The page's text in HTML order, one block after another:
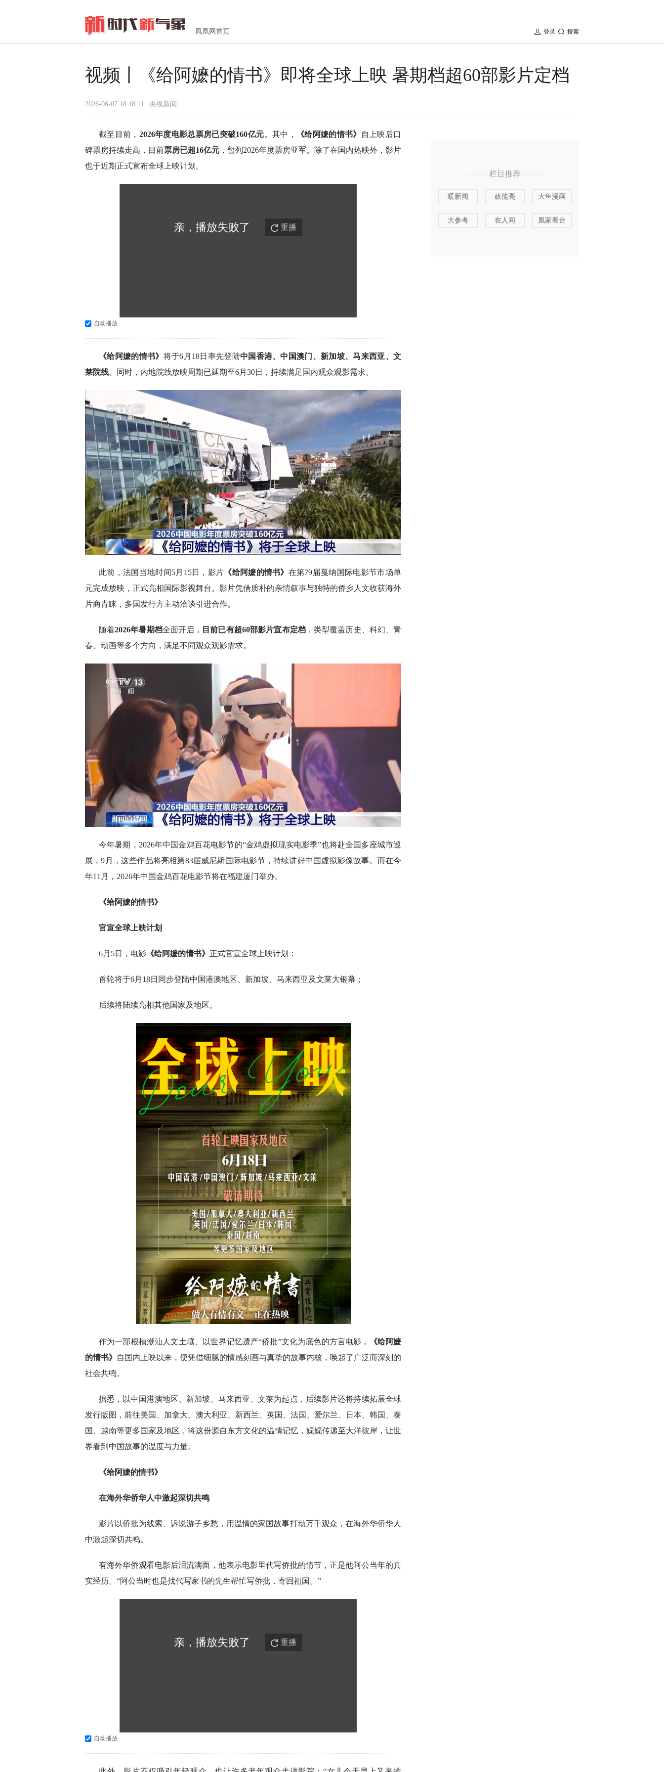
凤凰网首页 搜索
登录
视频丨《给阿嬷的情书》即将全球上映 暑期档超60部影片定档
2026-06-07 18:48:11 央视新闻
截至目前， 2026年度电影总票房已突破160亿元。其中， 《给阿嬷的情书》
自上映后口
碑票房持续走高，目前票房已超16亿元 ，暂列2026年度票房亚军。除了在国内热映外，影片
也于近期正式宣布全球上映计划。
亲，播放失败了 重播
自动播放
《给阿嬷的情书》 将于6月18日率先登陆中国香港、中国澳门、新加坡、马来西亚、文
莱院线。同时，内地院线放映周期已延期至6月30日，持续满足国内观众观影需求。
此前，法国当地时间5月15日，影片 《给阿嬷的情书》 在第79届戛纳国际电影节市场单
元完成放映，正式亮相国际影视舞台。影片凭借质朴的亲情叙事与独特的侨乡人文收获海外
片商青睐，多国发行方主动洽谈引进合作。
随着2026年暑期档全面开启， 目前已有‌超60部影片‌宣布定档，类型覆盖历史、科幻、青
春、动画等多个方向，满足不同观众观影需求。
今年暑期，2026年中国金鸡百花电影节的“金鸡虚拟现实电影季”也将赴全国多座城市巡
展，9月，这些作品将亮相第83届威尼斯国际电影节，持续讲好中国虚拟影像故事。而在今
年11月，2026年中国金鸡百花电影节将在福建厦门举办。
《给阿嬷的情书》
官宣全球上映计划
6月5日，电影 《给阿嬷的情书》 正式官宣全球上映计划：
首轮将于6月18日同步登陆中国港澳地区、新加坡、马来西亚及文莱大银幕；
后续将陆续亮相其他国家及地区。
作为一部根植潮汕人文土壤、以世界记忆遗产“侨批”文化为底色的方言电影，
《给阿嬷
的情书》 自国内上映以来，便凭借细腻的情感刻画与真挚的故事内核，唤起了广泛而深刻的
社会共鸣。
据悉，以中国港澳地区、新加坡、马来西亚、文莱为起点，后续影片还将持续拓展全球
发行版图，前往美国、加拿大、澳大利亚、新西兰、英国、法国、爱尔兰、日本、韩国、泰
国、越南等更多国家及地区，将这份源自东方文化的温情记忆，娓娓传递至大洋彼岸，让世
界看到中国故事的温度与力量。
《给阿嬷的情书》
在海外华侨华人中激起深切共鸣
影片以侨批为线索、诉说游子乡愁，用温情的家国故事打动万千观众，在海外华侨华人
中激起深切共鸣。
有海外华侨观看电影后泪流满面，他表示电影里代写侨批的情节，正是他阿公当年的真
实经历。“阿公当时也是找代写家书的先生帮忙写侨批，寄回祖国。”
亲，播放失败了 重播
自动播放
栏目推荐
暖新闻 政能亮 大鱼漫画
大参考 在人间 凰家看台